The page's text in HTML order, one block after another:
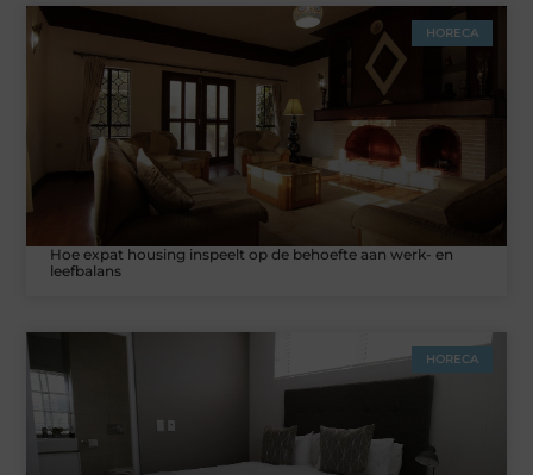
HORECA
Hoe expat housing inspeelt op de behoefte aan werk- en
leefbalans
HORECA